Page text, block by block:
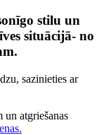
stilu un
situācijā- no
sazinieties ar
un atgriešanas